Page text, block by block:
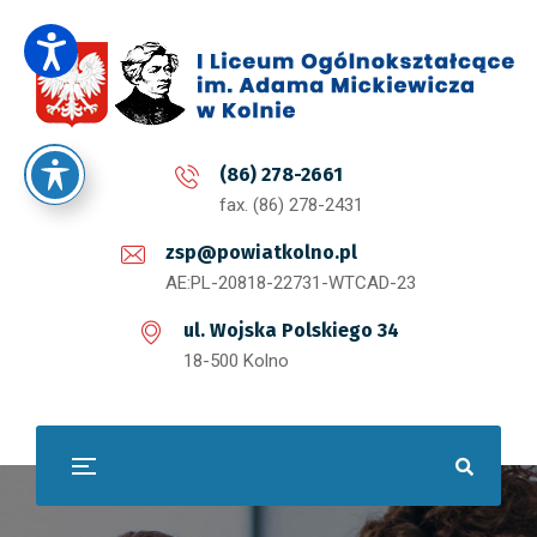
(86) 278-2661
fax. (86) 278-2431
zsp@powiatkolno.pl
AE:PL-20818-22731-WTCAD-23
ul. Wojska Polskiego 34
18-500 Kolno